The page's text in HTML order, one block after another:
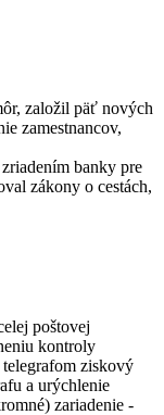
založil päť nových
zamestnancov,
banky pre
zákony o cestách,
poštovej
kontroly
ziskový
a urýchlenie
zariadenie -